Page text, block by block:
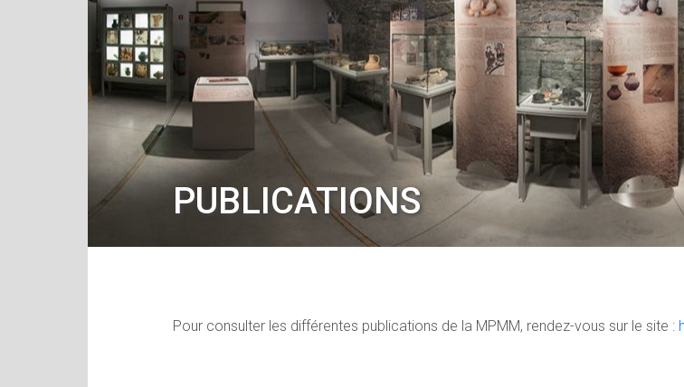
PUBLICATIONS
Pour consulter les différentes publications de la MPMM, rendez-vous sur le site :